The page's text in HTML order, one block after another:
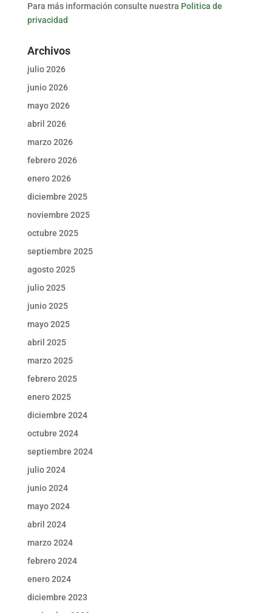
Para más información consulte nuestra Politica de
privacidad
Archivos
julio 2026
junio 2026
mayo 2026
abril 2026
marzo 2026
febrero 2026
enero 2026
diciembre 2025
noviembre 2025
octubre 2025
septiembre 2025
agosto 2025
julio 2025
junio 2025
mayo 2025
abril 2025
marzo 2025
febrero 2025
enero 2025
diciembre 2024
octubre 2024
septiembre 2024
julio 2024
junio 2024
mayo 2024
abril 2024
marzo 2024
febrero 2024
enero 2024
diciembre 2023